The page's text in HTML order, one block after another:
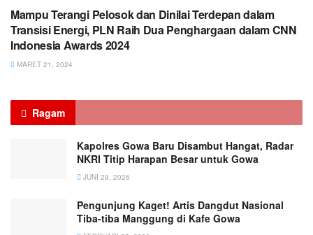
Mampu Terangi Pelosok dan Dinilai Terdepan dalam
Transisi Energi, PLN Raih Dua Penghargaan dalam CNN
Indonesia Awards 2024
MARET 21, 2024
Ragam
Kapolres Gowa Baru Disambut Hangat, Radar
NKRI Titip Harapan Besar untuk Gowa
JUNI 28, 2026
Pengunjung Kaget! Artis Dangdut Nasional
Tiba-tiba Manggung di Kafe Gowa